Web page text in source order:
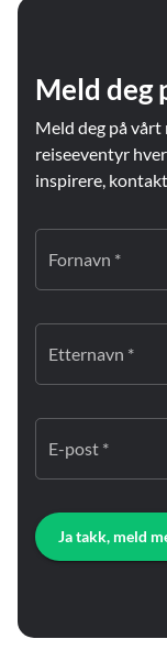
Meld deg
Meld deg på
reiseeventyr
inspirere,
Fornavn *
Etternavn *
E-post *
Ja takk, meld